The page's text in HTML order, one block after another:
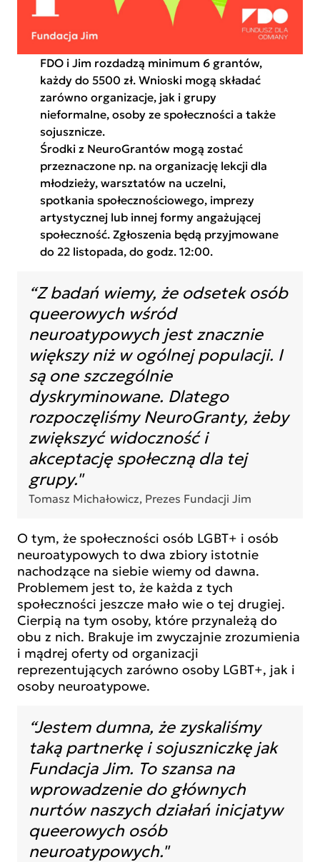
FDO i Jim rozdadzą minimum 6 grantów,
każdy do 5500 zł. Wnioski mogą składać
zarówno organizacje, jak i grupy
nieformalne, osoby ze społeczności a także
sojusznicze.
Środki z NeuroGrantów mogą zostać
przeznaczone np. na organizację lekcji dla
młodzieży, warsztatów na uczelni,
spotkania społecznościowego, imprezy
artystycznej lub innej formy angażującej
społeczność. Zgłoszenia będą przyjmowane
do 22 listopada, do godz. 12:00.
“Z badań wiemy, że odsetek osób
queerowych wśród
neuroatypowych jest znacznie
większy niż w ogólnej populacji. I
są one szczególnie
dyskryminowane. Dlatego
rozpoczęliśmy NeuroGranty, żeby
zwiększyć widoczność i
akceptację społeczną dla tej
grupy."
Tomasz Michałowicz, Prezes Fundacji Jim
O tym, że społeczności osób LGBT+ i osób
neuroatypowych to dwa zbiory istotnie
nachodzące na siebie wiemy od dawna.
Problemem jest to, że każda z tych
społeczności jeszcze mało wie o tej drugiej.
Cierpią na tym osoby, które przynależą do
obu z nich. Brakuje im zwyczajnie zrozumienia
i mądrej oferty od organizacji
reprezentujących zarówno osoby LGBT+, jak i
osoby neuroatypowe.
“Jestem dumna, że zyskaliśmy
taką partnerkę i sojuszniczkę jak
Fundacja Jim. To szansa na
wprowadzenie do głównych
nurtów naszych działań inicjatyw
queerowych osób
neuroatypowych."